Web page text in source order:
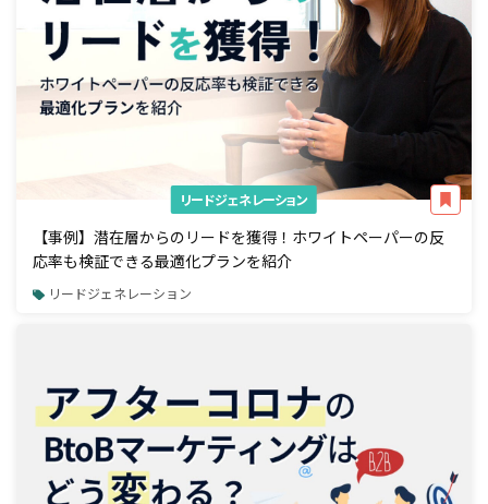
リードジェネレーション
【事例】潜在層からのリードを獲得！ホワイトペーパーの反
応率も検証できる最適化プランを紹介
リードジェネレーション